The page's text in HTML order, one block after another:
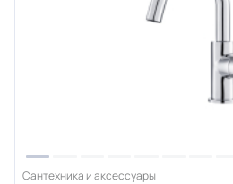
Сантехника и аксессуары